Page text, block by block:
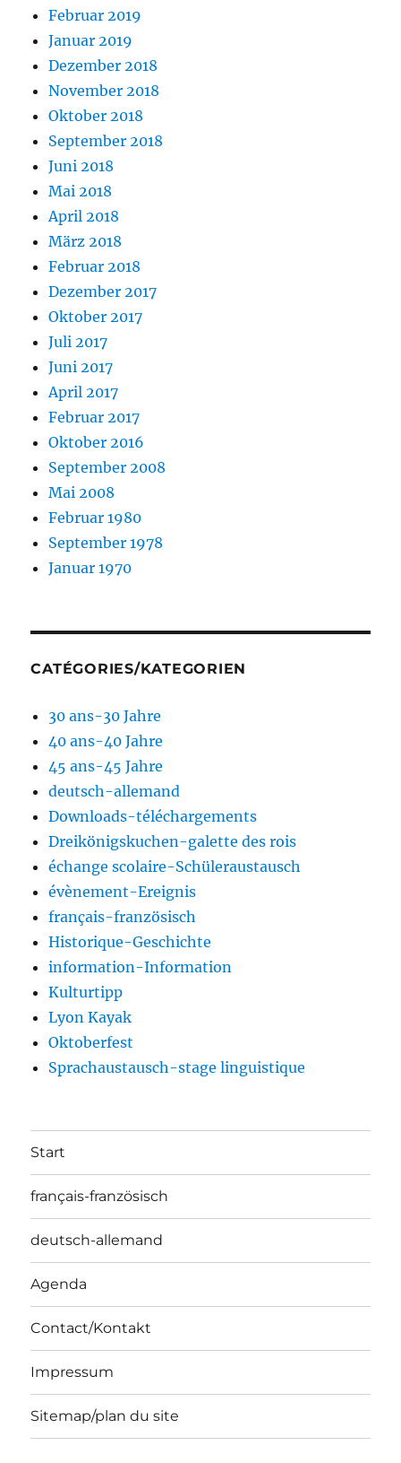
Februar 2019
Januar 2019
Dezember 2018
November 2018
Oktober 2018
September 2018
Juni 2018
Mai 2018
April 2018
März 2018
Februar 2018
Dezember 2017
Oktober 2017
Juli 2017
Juni 2017
April 2017
Februar 2017
Oktober 2016
September 2008
Mai 2008
Februar 1980
September 1978
Januar 1970
CATÉGORIES/KATEGORIEN
30 ans-30 Jahre
40 ans-40 Jahre
45 ans-45 Jahre
deutsch-allemand
Downloads-téléchargements
Dreikönigskuchen-galette des rois
échange scolaire-Schüleraustausch
évènement-Ereignis
français-französisch
Historique-Geschichte
information-Information
Kulturtipp
Lyon Kayak
Oktoberfest
Sprachaustausch-stage linguistique
Start
français-französisch
deutsch-allemand
Agenda
Contact/Kontakt
Impressum
Sitemap/plan du site